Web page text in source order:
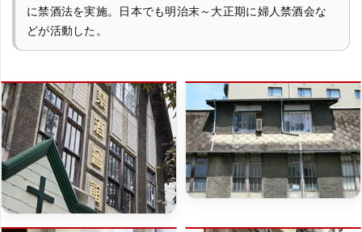
に禁酒法を実施。日本でも明治末～大正期に婦人禁酒会な
どが活動した。